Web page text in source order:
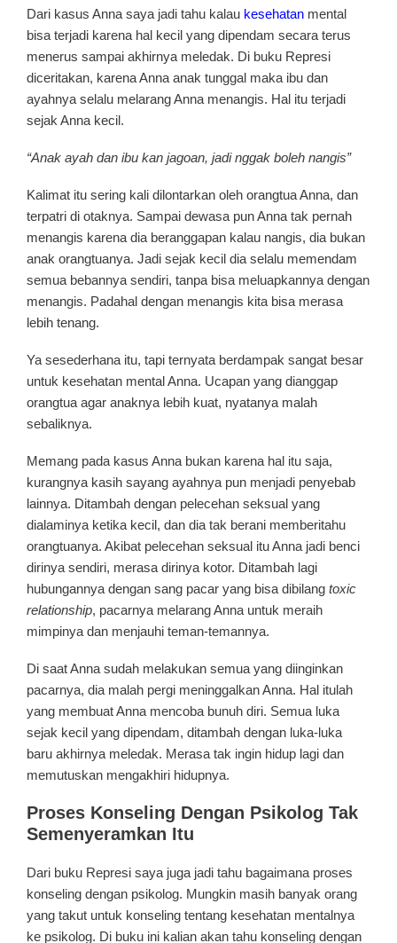
Dari kasus Anna saya jadi tahu kalau kesehatan mental
bisa terjadi karena hal kecil yang dipendam secara terus
menerus sampai akhirnya meledak. Di buku Represi
diceritakan, karena Anna anak tunggal maka ibu dan
ayahnya selalu melarang Anna menangis. Hal itu terjadi
sejak Anna kecil.
“Anak ayah dan ibu kan jagoan, jadi nggak boleh nangis”
Kalimat itu sering kali dilontarkan oleh orangtua Anna, dan
terpatri di otaknya. Sampai dewasa pun Anna tak pernah
menangis karena dia beranggapan kalau nangis, dia bukan
anak orangtuanya. Jadi sejak kecil dia selalu memendam
semua bebannya sendiri, tanpa bisa meluapkannya dengan
menangis. Padahal dengan menangis kita bisa merasa
lebih tenang.
Ya sesederhana itu, tapi ternyata berdampak sangat besar
untuk kesehatan mental Anna. Ucapan yang dianggap
orangtua agar anaknya lebih kuat, nyatanya malah
sebaliknya.
Memang pada kasus Anna bukan karena hal itu saja,
kurangnya kasih sayang ayahnya pun menjadi penyebab
lainnya. Ditambah dengan pelecehan seksual yang
dialaminya ketika kecil, dan dia tak berani memberitahu
orangtuanya. Akibat pelecehan seksual itu Anna jadi benci
dirinya sendiri, merasa dirinya kotor. Ditambah lagi
hubungannya dengan sang pacar yang bisa dibilang toxic
relationship, pacarnya melarang Anna untuk meraih
mimpinya dan menjauhi teman-temannya.
Di saat Anna sudah melakukan semua yang diinginkan
pacarnya, dia malah pergi meninggalkan Anna. Hal itulah
yang membuat Anna mencoba bunuh diri. Semua luka
sejak kecil yang dipendam, ditambah dengan luka-luka
baru akhirnya meledak. Merasa tak ingin hidup lagi dan
memutuskan mengakhiri hidupnya.
Proses Konseling Dengan Psikolog Tak
Semenyeramkan Itu
Dari buku Represi saya juga jadi tahu bagaimana proses
konseling dengan psikolog. Mungkin masih banyak orang
yang takut untuk konseling tentang kesehatan mentalnya
ke psikolog. Di buku ini kalian akan tahu konseling dengan